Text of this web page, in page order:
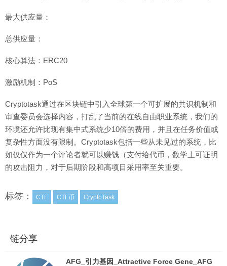
最大供应量：
总供应量：
核心算法：ERC20
激励机制：PoS
Cryptotask通过在区块链中引入全球第一个可扩展的共识机制和
审查委员会选择内容，打乱了当前的在线自由职业系统，我们的
环境还允许比现有集中式系统少10倍的费用，并且在任务价值或
复杂性方面没有限制。Cryptotask包括一些从未见过的系统，比
如仅仅作为一个评论者就可以赚钱（支付给代币，数学上可证明
的攻击阻力，对于后期阶段和高项目采用率至关重要。
标签： CTF CTF币 CryptoTask
链分享
AFG_引力基因_Attractive Force Gene_AFG